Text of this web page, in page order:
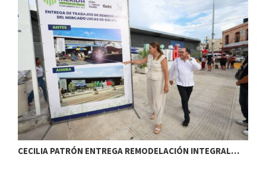
CECILIA PATRÓN ENTREGA REMODELACIÓN INTEGRAL…